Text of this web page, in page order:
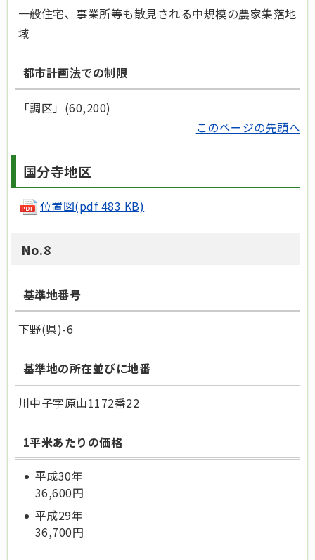
一般住宅、事業所等も散見される中規模の農家集落地
域
都市計画法での制限
「調区」(60,200)
このページの先頭へ
国分寺地区
位置図(pdf 483 KB)
No.8
基準地番号
下野(県)-6
基準地の所在並びに地番
川中子字原山1172番22
1平米あたりの価格
平成30年
36,600円
平成29年
36,700円